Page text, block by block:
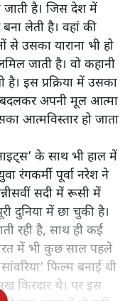
जाती है। जिस देश में
लेती है। वहां की
उसका याराना भी हो
जाती है। वो कहानी
इस प्रक्रिया में उसका
बदलकर अपनी मूल आत्मा
आत्मविस्तार हो जाता
के साथ भी हाल में
रंगकर्मी पूर्वा नरेश ने
सदी में रूसी में
दुनिया में छा चुकी है।
रही है, साथ ही कई
में भी कुछ साल पहले
फिल्म बनाई थी
किरदार थे। पर इस